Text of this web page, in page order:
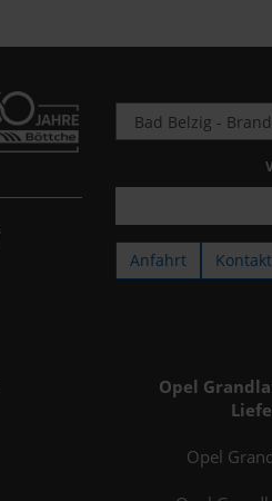
Anfahrt Kontakt
Opel
Opel